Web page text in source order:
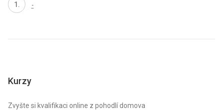
-
Kurzy
Zvyšte si kvalifikaci online z pohodlí domova